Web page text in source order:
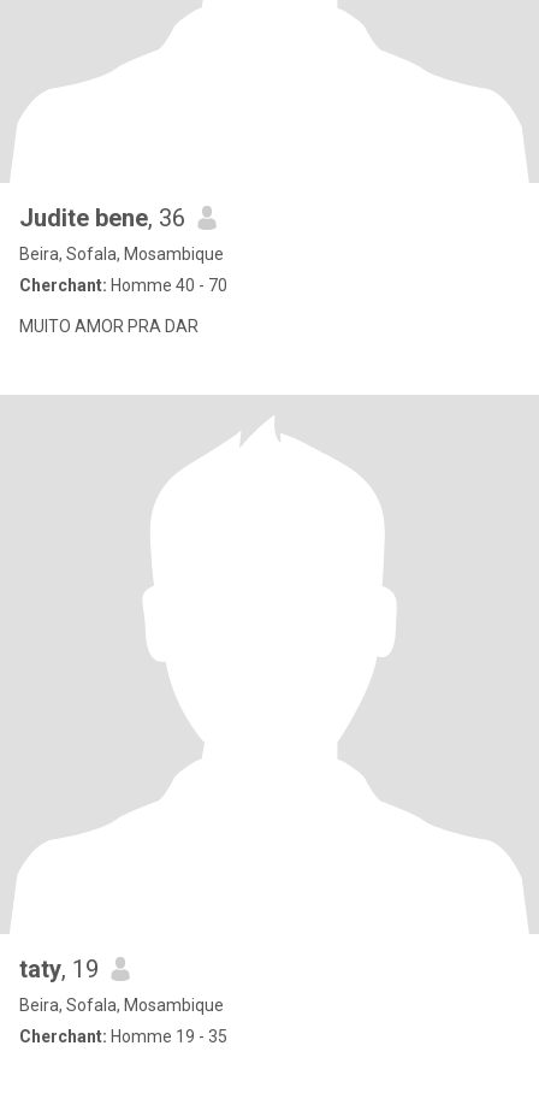
Judite bene, 36
Beira, Sofala, Mosambique
Cherchant: Homme 40 - 70
MUITO AMOR PRA DAR
taty, 19
Beira, Sofala, Mosambique
Cherchant: Homme 19 - 35